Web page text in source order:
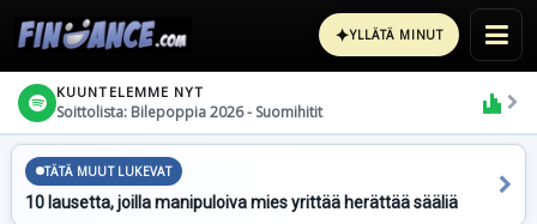
✦YLLÄTÄ MINUT
KUUNTELEMME NYT
Soittolista: Bilepoppia 2026 - Suomihitit
TÄTÄ MUUT LUKEVAT
10 lausetta, joilla manipuloiva mies yrittää herättää sääliä